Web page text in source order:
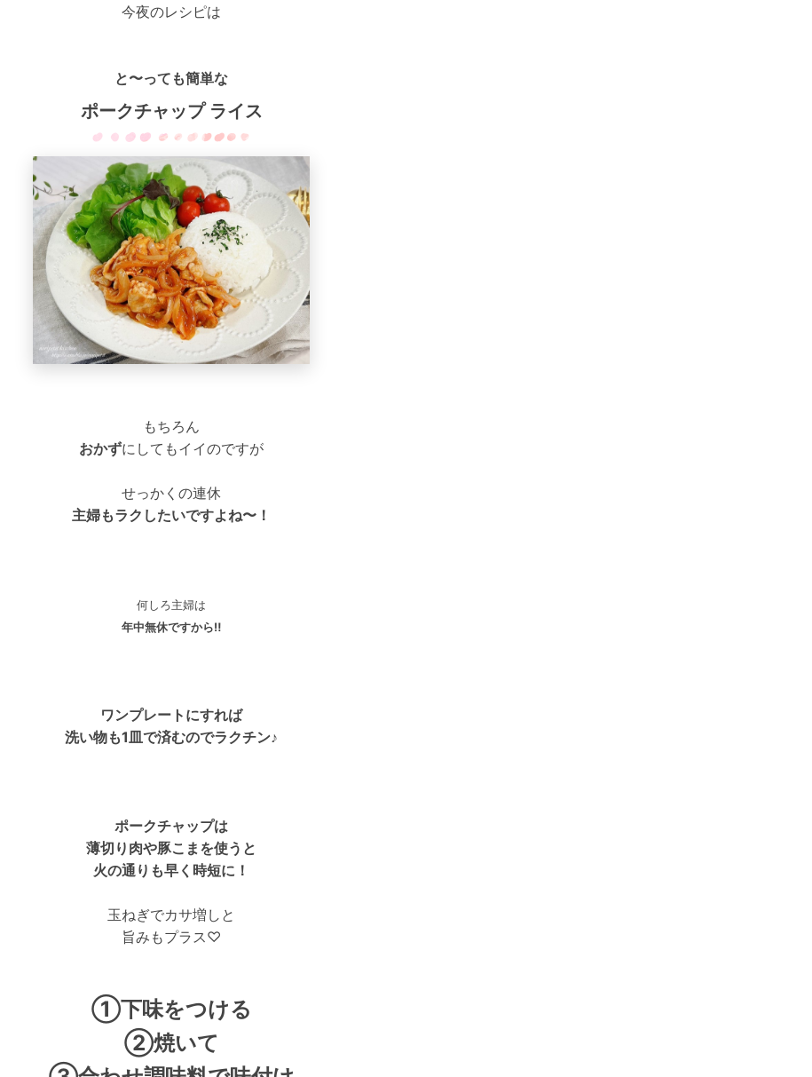
今夜のレシピは
と〜っても簡単な
​ポークチャップ ライス
もちろん
おかずにしてもイイのですが
せっかくの連休
主婦もラクしたいですよね〜！
何しろ主婦は
年中無休ですから‼︎
ワンプレートにすれば
洗い物も1皿で済むのでラクチン♪
ポークチャップは
薄切り肉や豚こまを使うと
火の通りも早く時短に！
玉ねぎでカサ増しと
旨みもプラス♡
①下味をつける
②焼いて